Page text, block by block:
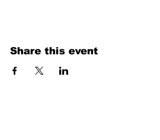
Share this event